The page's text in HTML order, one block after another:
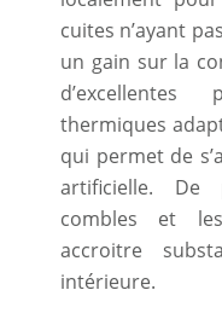
cuites n’ayant
un gain sur la
thermiques
qui permet de
artificielle. De
combles et
accroitre
intérieure.